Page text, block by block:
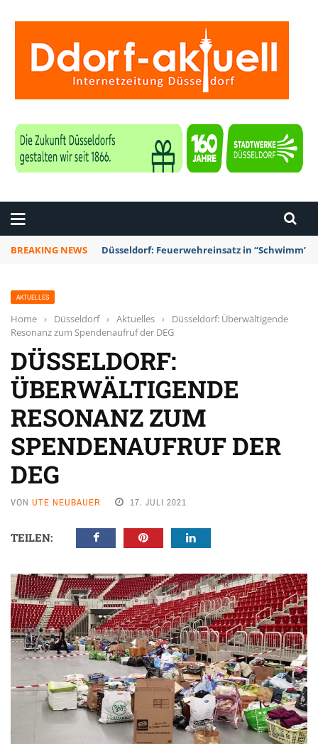
BREAKING NEWS Düsseldorf: Feuerwehreinsatz in “Schwimm’
AKTUELLES
Home › Düsseldorf › Aktuelles ›
Düsseldorf: Überwältigende
Resonanz zum Spendenaufruf der DEG
DÜSSELDORF:
ÜBERWÄLTIGENDE
RESONANZ ZUM
SPENDENAUFRUF DER
DEG
VON UTE NEUBAUER 17. JULI 2021
TEILEN: